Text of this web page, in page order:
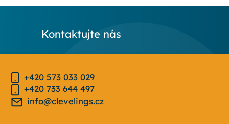
Kontaktujte nás
+420 573 033 029
+420 733 644 497
info@clevelings.cz